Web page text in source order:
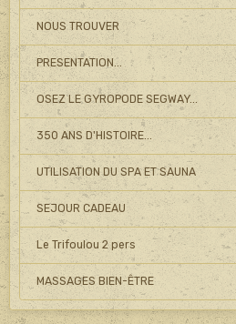
NOUS TROUVER
PRESENTATION...
OSEZ LE GYROPODE SEGWAY...
350 ANS D'HISTOIRE...
UTILISATION DU SPA ET SAUNA
SEJOUR CADEAU
Le Trifoulou 2 pers
MASSAGES BIEN-ÊTRE